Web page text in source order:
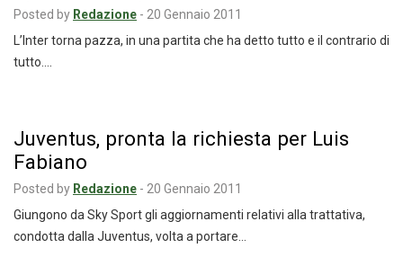
Posted by Redazione - 20 Gennaio 2011
L’Inter torna pazza, in una partita che ha detto tutto e il contrario di
tutto.…
Juventus, pronta la richiesta per Luis
Fabiano
Posted by Redazione - 20 Gennaio 2011
Giungono da Sky Sport gli aggiornamenti relativi alla trattativa,
condotta dalla Juventus, volta a portare…